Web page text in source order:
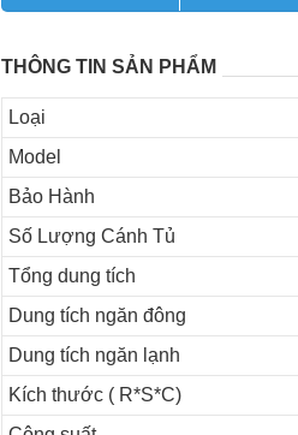
THÔNG TIN SẢN PHẨM
Loại
Model
Bảo Hành
Số Lượng Cánh Tủ
Tổng dung tích
Dung tích ngăn đông
Dung tích ngăn lạnh
Kích thước ( R*S*C)